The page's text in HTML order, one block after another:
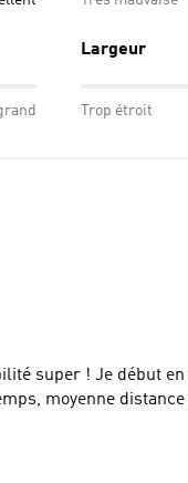
Largeur
Trop étroit
paire que je trouve
moyenne